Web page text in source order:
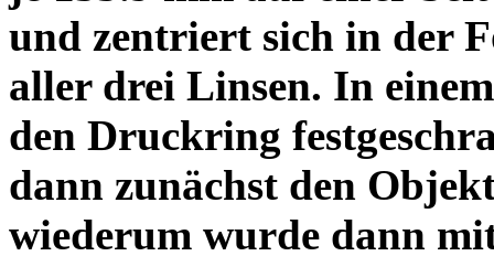
und zentriert sich in der
aller drei Linsen. In
den Druckring
dann zunächst den
wiederum wurde dann